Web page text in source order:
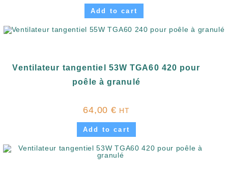
Add to cart
Ventilateur tangentiel 53W TGA60 420 pour
poêle à granulé
64,00 € HT
Add to cart